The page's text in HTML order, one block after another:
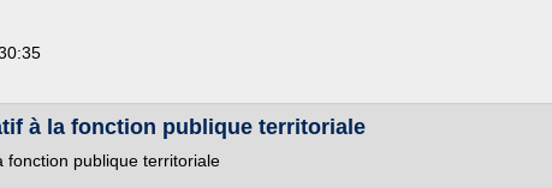
à la fonction publique territoriale
fonction publique territoriale